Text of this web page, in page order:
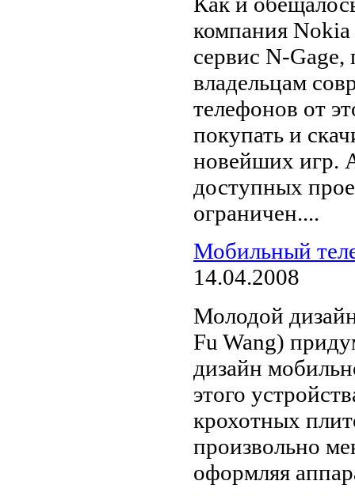
компания
сервис N-
владельцам
телефонов от
покупать и
новейших игр.
доступных
ограничен....
Мобильный
14.04.2008
Молодой
Fu Wang)
дизайн
этого
крохотных
произвольно
оформляя